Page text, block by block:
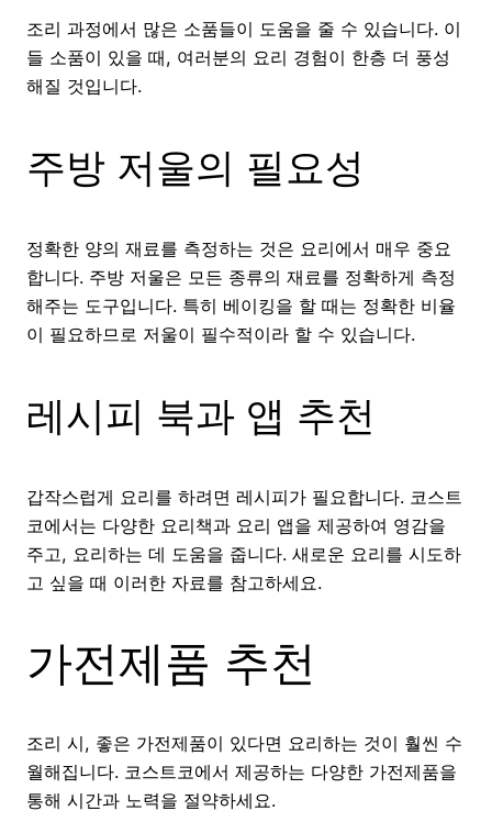
조리 과정에서 많은 소품들이 도움을 줄 수 있습니다. 이
들 소품이 있을 때, 여러분의 요리 경험이 한층 더 풍성
해질 것입니다.
주방 저울의 필요성
정확한 양의 재료를 측정하는 것은 요리에서 매우 중요
합니다. 주방 저울은 모든 종류의 재료를 정확하게 측정
해주는 도구입니다. 특히 베이킹을 할 때는 정확한 비율
이 필요하므로 저울이 필수적이라 할 수 있습니다.
레시피 북과 앱 추천
갑작스럽게 요리를 하려면 레시피가 필요합니다. 코스트
코에서는 다양한 요리책과 요리 앱을 제공하여 영감을
주고, 요리하는 데 도움을 줍니다. 새로운 요리를 시도하
고 싶을 때 이러한 자료를 참고하세요.
가전제품 추천
조리 시, 좋은 가전제품이 있다면 요리하는 것이 훨씬 수
월해집니다. 코스트코에서 제공하는 다양한 가전제품을
통해 시간과 노력을 절약하세요.